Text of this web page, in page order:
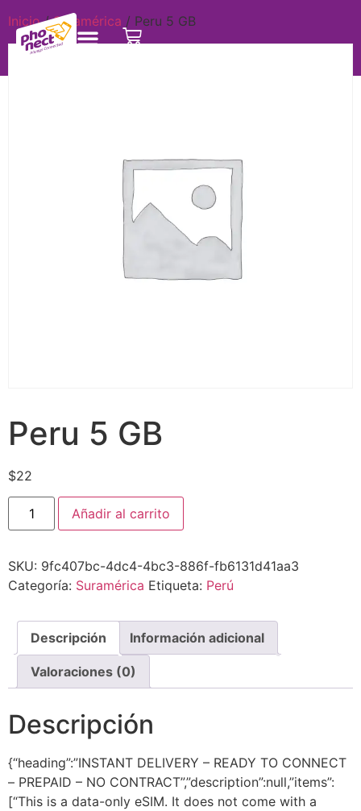
Inicio/Suramérica / Peru 5 GB
Peru 5 GB
$22
Añadir al carrito
SKU: 9fc407bc-4dc4-4bc3-886f-fb6131d41aa3
Categoría: Suramérica Etiqueta: Perú
Descripción Información adicional
Valoraciones (0)
Descripción
{“heading”:”INSTANT DELIVERY – READY TO CONNECT
– PREPAID – NO CONTRACT”,”description”:null,”items”:
[“This is a data-only eSIM. It does not come with a